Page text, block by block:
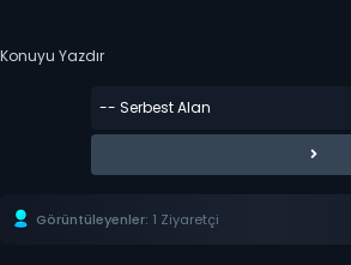
Konuyu Yazdır
Görüntüleyenler: 1 Ziyaretçi